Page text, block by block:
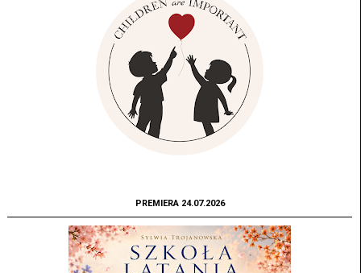
PREMIERA 24.07.2026